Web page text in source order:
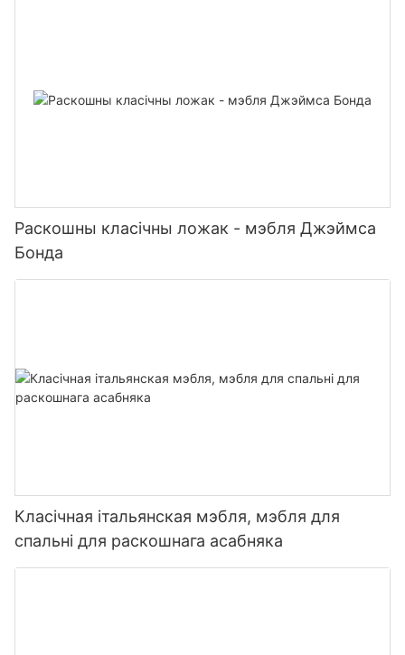
Раскошны класічны ложак - мэбля Джэймса
Бонда
Класічная італьянская мэбля, мэбля для
спальні для раскошнага асабняка